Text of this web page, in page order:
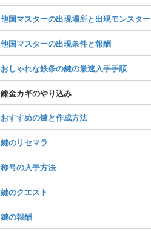
他国マスターの出現場所と出現モンスター
他国マスターの出現条件と報酬
おしゃれな鉄条の鍵の最速入手手順
錬金カギのやり込み
おすすめの鍵と作成方法
鍵のリセマラ
称号の入手方法
鍵のクエスト
鍵の報酬